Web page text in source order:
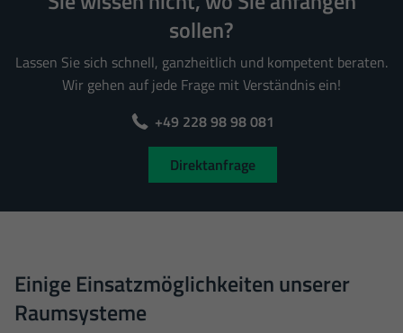
sollen?
Lassen Sie sich schnell, ganzheitlich und kompetent beraten.
Wir gehen auf jede Frage mit Verständnis ein!
+49 228 98 98 081
Direktanfrage
Einige Einsatzmöglichkeiten unserer
Raumsysteme
uns zu verstehen, wie unsere Besucher unsere Website nutzen.
Cookie-Informationen anzeigen
Datenschutzerklärung